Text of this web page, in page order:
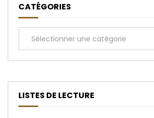
CATÉGORIES
Catégories
LISTES DE LECTURE